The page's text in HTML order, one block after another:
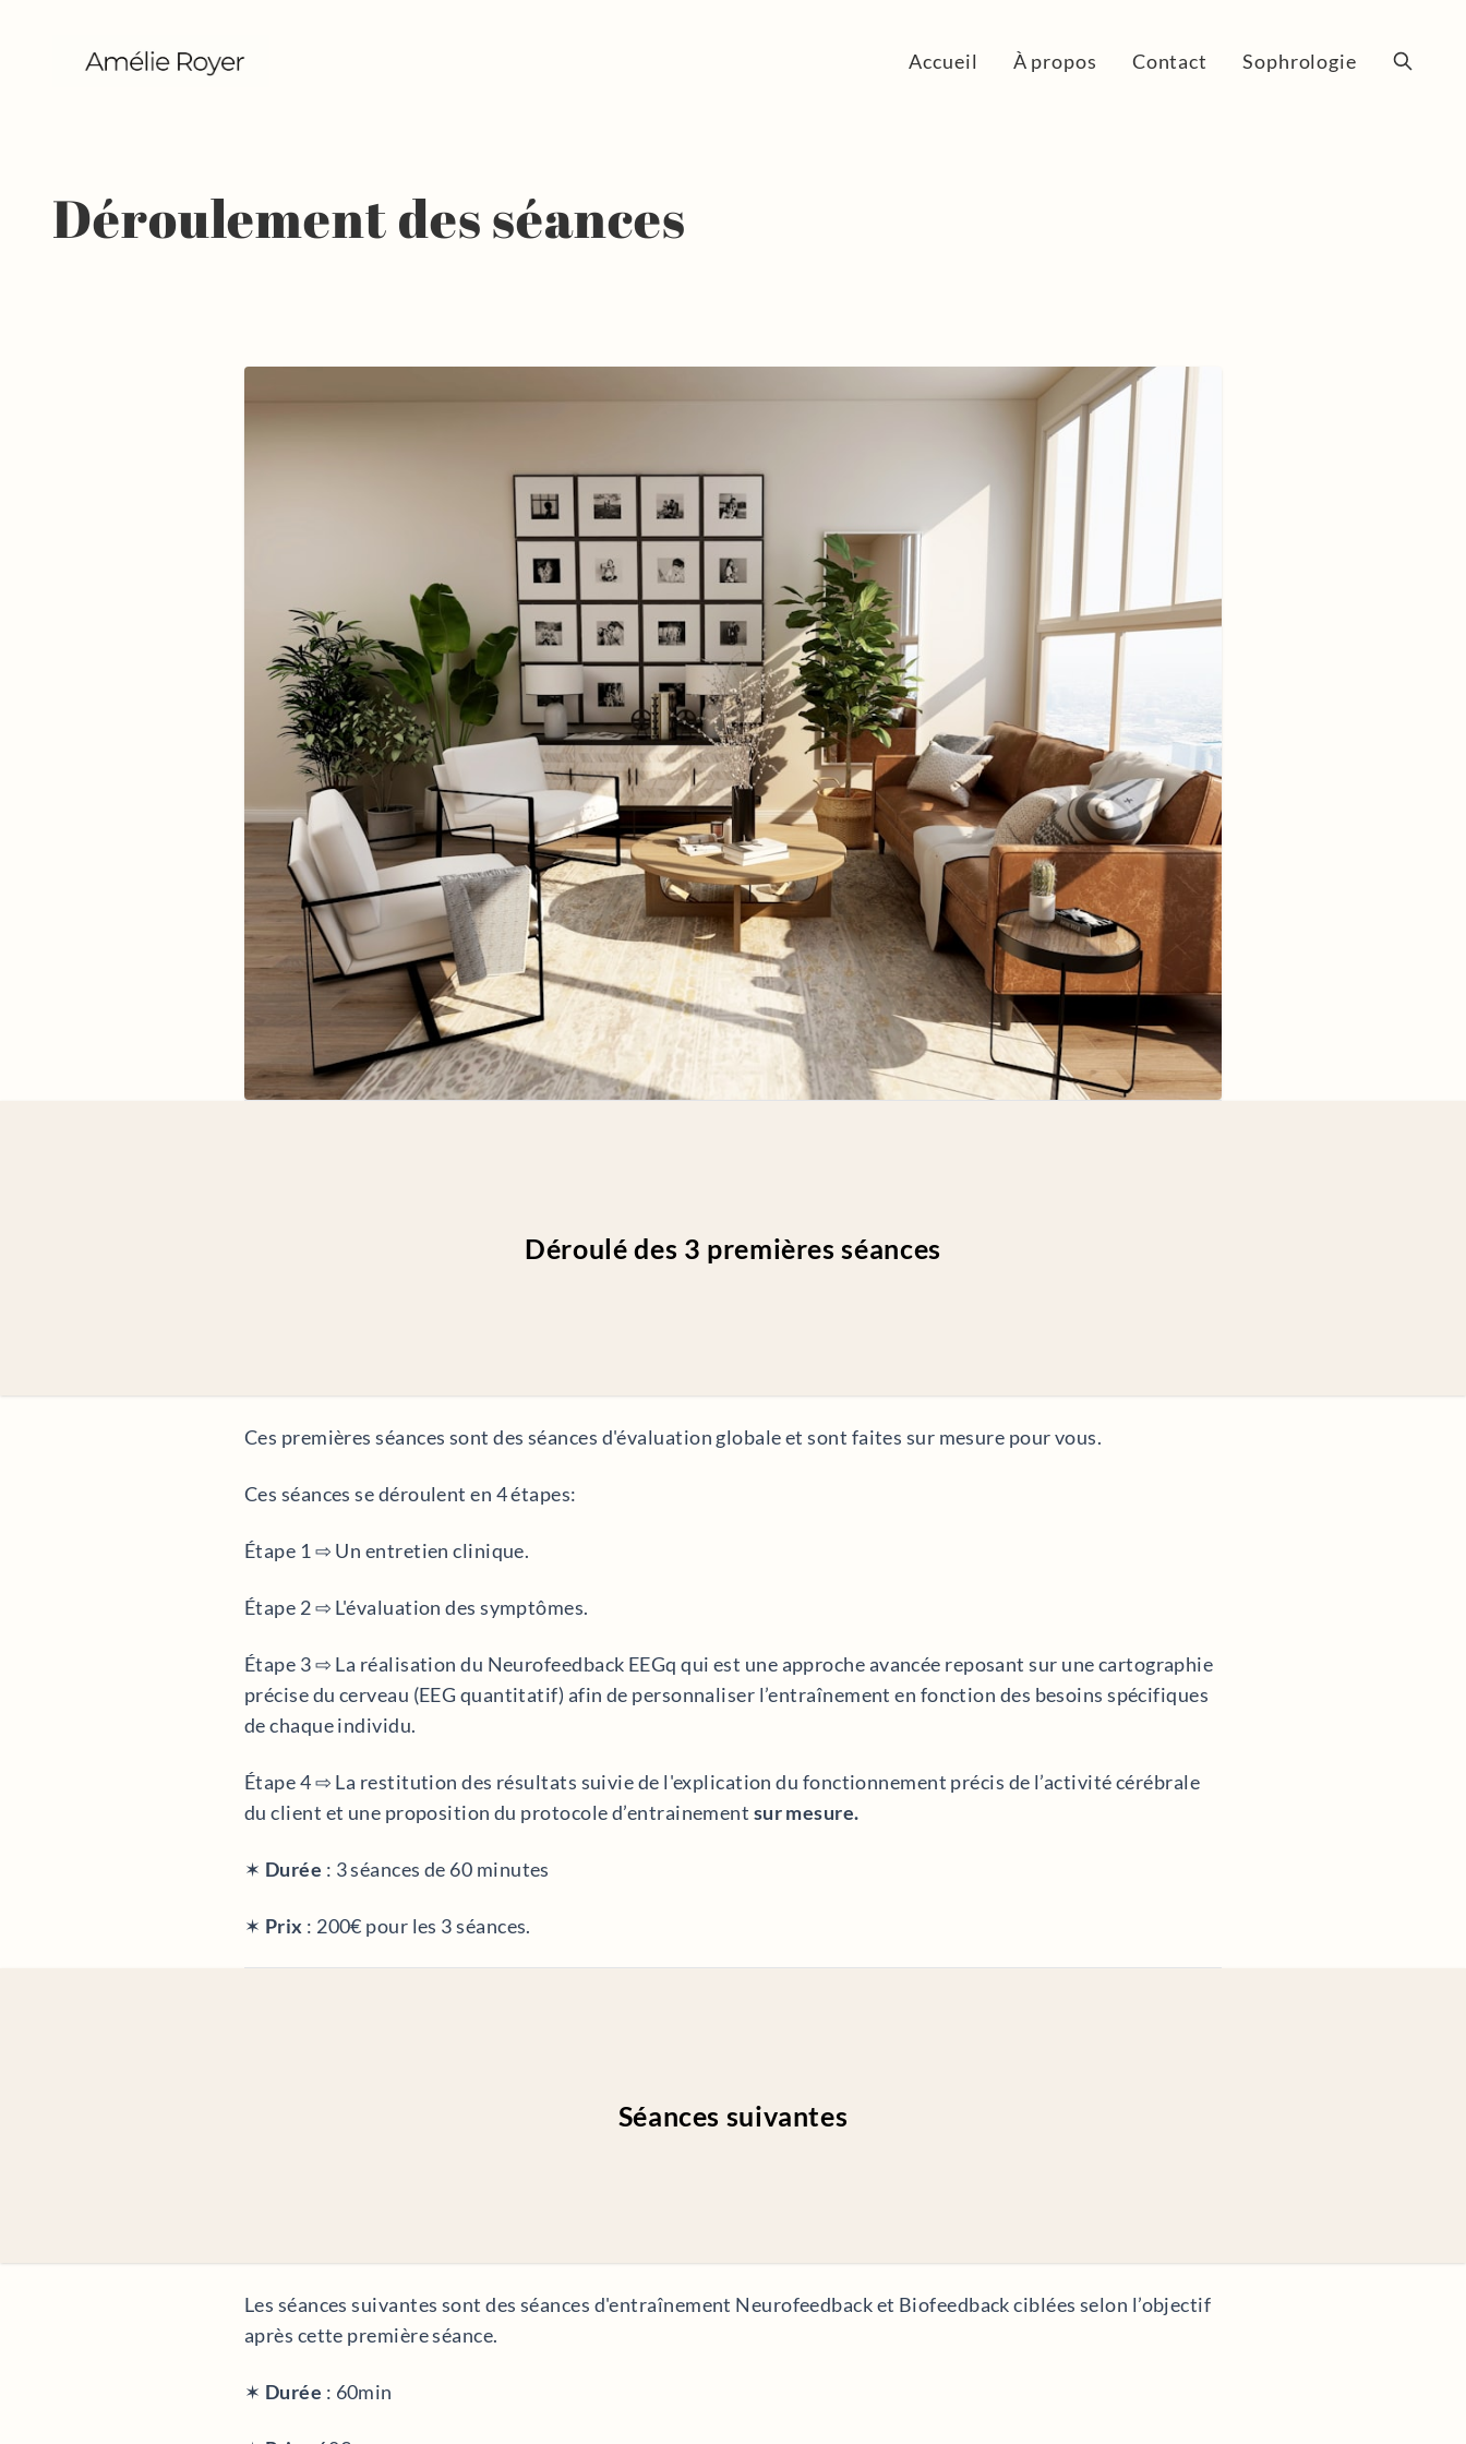
Accueil À propos Contact Sophrologie
Déroulement des séances
Déroulé des 3 premières séances
Ces premières séances sont des séances d'évaluation globale et sont faites sur mesure pour vous.
Ces séances se déroulent en 4 étapes:
Étape 1 ⇨ Un entretien clinique.
Étape 2 ⇨ L'évaluation des symptômes.
Étape 3 ⇨ La réalisation du Neurofeedback EEGq qui est une approche avancée reposant sur une cartographie
précise du cerveau (EEG quantitatif) afin de personnaliser l’entraînement en fonction des besoins spécifiques
de chaque individu.
Étape 4 ⇨ La restitution des résultats suivie de l'explication du fonctionnement précis de l’activité cérébrale
du client et une proposition du protocole d’entrainement sur mesure.
✶ Durée : 3 séances de 60 minutes
✶ Prix : 200€ pour les 3 séances.
Séances suivantes
Les séances suivantes sont des séances d'entraînement Neurofeedback et Biofeedback ciblées selon l’objectif
après cette première séance.
✶ Durée : 60min